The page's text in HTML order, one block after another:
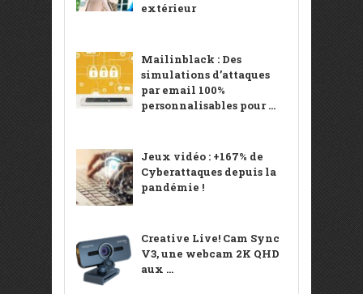
extérieur
Mailinblack : Des
simulations d’attaques
par email 100%
personnalisables pour ...
Jeux vidéo : +167% de
Cyberattaques depuis la
pandémie !
Creative Live! Cam Sync
V3, une webcam 2K QHD
aux ...